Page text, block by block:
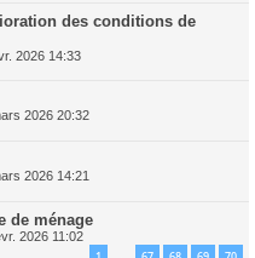
des conditions de
2026 14:33
2026 20:32
2026 14:21
de ménage
2026 11:02